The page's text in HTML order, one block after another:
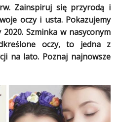
Zainspiruj się przyrodą i
oczyi usta. Pokazujemy
2020. Szminka w nasyconym
oczy, to jedna z
na lato. Poznaj najnowsze